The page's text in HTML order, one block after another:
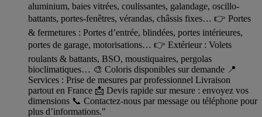
aluminium, baies vitrées, coulissantes, galandage, oscillo-
battants, portes-fenêtres, vérandas, châssis fixes… 👉 Portes
& fermetures : Portes d’entrée, blindées, portes intérieures,
portes de garage, motorisations… 👉 Extérieur : Volets
roulants & battants, BSO, moustiquaires, pergolas
bioclimatiques… 🎨 Coloris disponibles sur demande 📍
Services : Prise de mesures par professionnel Livraison
partout en France 📩 Devis rapide sur mesure : envoyez vos
dimensions 📞 Contactez-nous par message ou téléphone pour
plus d’informations."